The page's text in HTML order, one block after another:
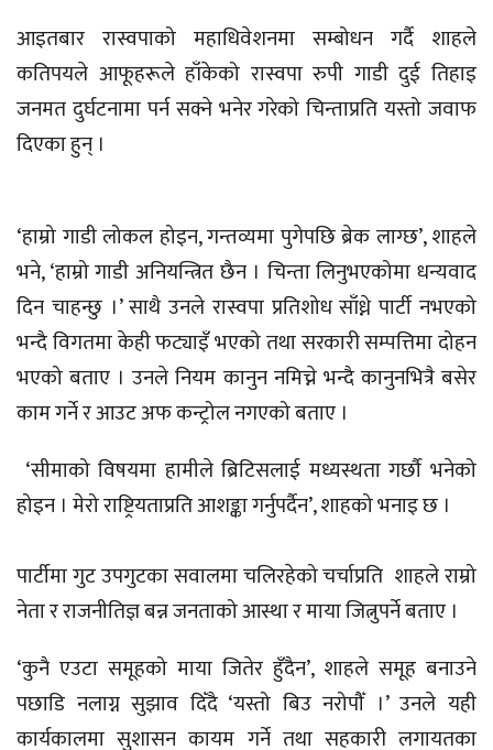
आइतबार रास्वपाको महाधिवेशनमा सम्बोधन गर्दै शाहले
कतिपयले आफूहरूले हाँकेको रास्वपा रुपी गाडी दुई तिहाइ
जनमत दुर्घटनामा पर्न सक्ने भनेर गरेको चिन्ताप्रति यस्तो जवाफ
दिएका हुन् ।
‘हाम्रो गाडी लोकल होइन, गन्तव्यमा पुगेपछि ब्रेक लाग्छ’, शाहले
भने, ‘हाम्रो गाडी अनियन्त्रित छैन । चिन्ता लिनुभएकोमा धन्यवाद
दिन चाहन्छु ।’ साथै उनले रास्वपा प्रतिशोध साँध्ने पार्टी नभएको
भन्दै विगतमा केही फट्याइँ भएको तथा सरकारी सम्पत्तिमा दोहन
भएको बताए । उनले नियम कानुन नमिच्ने भन्दै कानुनभित्रै बसेर
काम गर्ने र आउट अफ कन्ट्रोल नगएको बताए ।
‘सीमाको विषयमा हामीले ब्रिटिसलाई मध्यस्थता गर्छौ भनेको
होइन । मेरो राष्ट्रियताप्रति आशङ्का गर्नुपर्दैन’, शाहको भनाइ छ ।
पार्टीमा गुट उपगुटका सवालमा चलिरहेको चर्चाप्रति शाहले राम्रो
नेता र राजनीतिज्ञ बन्न जनताको आस्था र माया जित्नुपर्ने बताए ।
‘कुनै एउटा समूहको माया जितेर हुँदैन’, शाहले समूह बनाउने
पछाडि नलाग्न सुझाव दिँदै ‘यस्तो बिउ नरोपौँ ।’ उनले यही
कार्यकालमा सुशासन कायम गर्ने तथा सहकारी लगायतका